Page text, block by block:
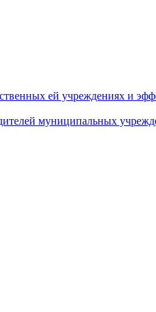
ей учреждениях и
муниципальных